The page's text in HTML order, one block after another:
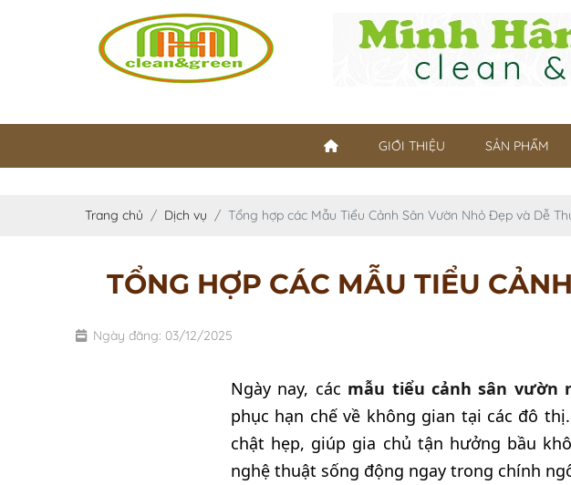
GIỚI THIỆU SẢN PHẨM
Trang chủ Dịch vụ Tổng hợp các Mẫu Tiểu Cảnh Sân Vườn Nhỏ Đẹp và Dễ
TỔNG HỢP CÁC MẪU TIỂU
Ngày đăng: 03/12/2025
Ngày nay, các mẫu tiểu cảnh sân vườn
phục hạn chế về không gian tại các đô
chật hẹp, giúp gia chủ tận hưởng bầu
nghệ thuật sống động ngay trong chính